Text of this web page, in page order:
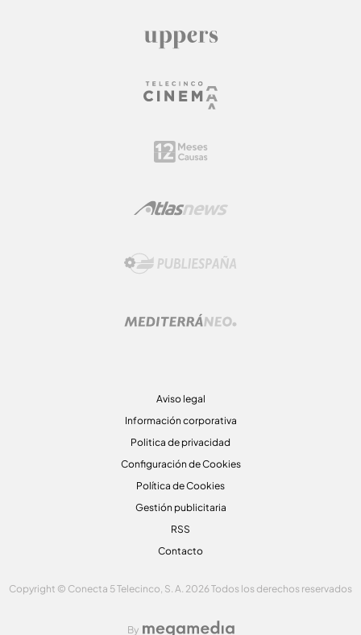
Aviso legal
Información corporativa
Politica de privacidad
Configuración de Cookies
Política de Cookies
Gestión publicitaria
RSS
Contacto
Copyright © Conecta 5 Telecinco, S. A. 2026 Todos los derechos reservados
By